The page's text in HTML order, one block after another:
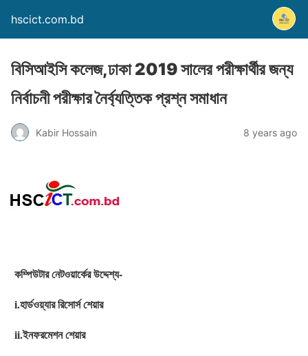
hscict.com.bd
বিসিআইসি কলেজ,ঢাকা 2019 সালের পরীক্ষার্থীর জন্য
নির্বাচনী পরীক্ষার নৈর্ব্যত্তিক প্রশ্ন সমাধান
Kabir Hossain 8 years ago
কম্পিউটার নেটওয়ার্কের উদ্দেশ্য-
i.হার্ডওয়্যার রিসোর্স শেয়ার
ii.ইনফরমেশন শেয়ার